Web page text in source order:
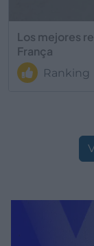
Los mejores
França
Ranking